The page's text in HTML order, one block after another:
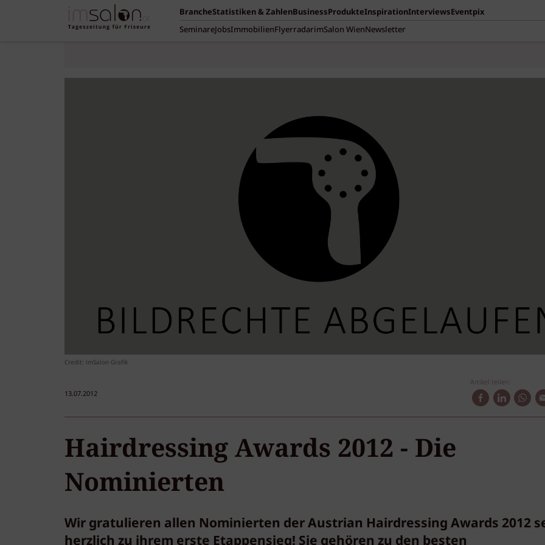
BrancheStatistiken & ZahlenBusinessProdukteInspirationInterviewsEventpix
SeminareJobsImmobilienFlyerradarimSalon WienNewsletter
Credit: imSalon Grafik
13.07.2012
Artikel teilen:
Hairdressing Awards 2012 - Die
Nominierten
Wir gratulieren allen Nominierten der Austrian Hairdressing Awards 2012